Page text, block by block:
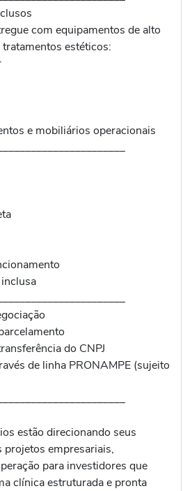
com equipamentos de alto
estéticos:
e mobiliários operacionais
do CNPJ
de linha PRONAMPE (sujeito
estão direcionando seus
projetos empresariais,
para investidores que
clínica estruturada e pronta